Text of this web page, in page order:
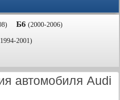
Б6 (2000-2006)
2001)
автомобиля Audi